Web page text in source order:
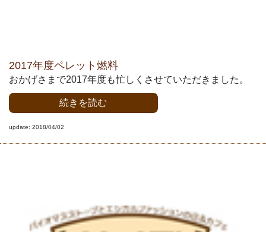
2017年度ペレット燃料
おかげさまで2017年度も忙しくさせていただきました。
続きを読む
update: 2018/04/02